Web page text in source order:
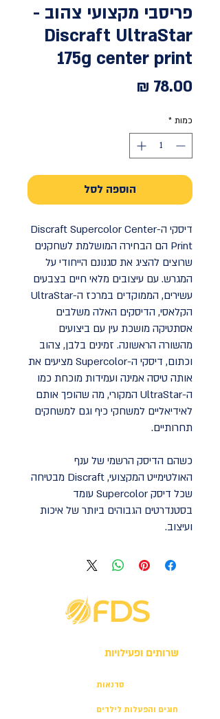
פריסבי מקצועי צהוב -
Discraft UltraStar
175g center print
כמות *
הוספה לסל
דיסקי ה-Discraft Supercolor Center
Print הם הבחירה המושלמת לשחקנים
שרוצים להציג את סגנונם הייחודי על
המגרש. עם עיצובים מלאי חיים בצבעים
עשירים, הממוקדים במרכז ה-UltraStar
הקלאסי, הדיסקים האלה משלבים
אסתטיקה מושכת עין עם ביצועים
מהשורה הראשונה. זמינים בלבן, צהוב
וכתום, דיסקי ה-Supercolor מציעים את
אותה טיסה אמינה ועמידות מוכחת כמו
ה-UltraStar המקורי, מה שהופך אותם
לאידיאליים למשחקי כיף וגם למשחקים
תחרותיים.
כשהם הדיסק הרשמי של ענף
האולטימייט המקצועי, Discraft מבטיחה
שכל דיסק Supercolor עומד
בסטנדרטים הגבוהים ביותר של איכות
ועיצוב.
שרותים ופעילויות
סדנאות
חוגים והפעלות לילדים